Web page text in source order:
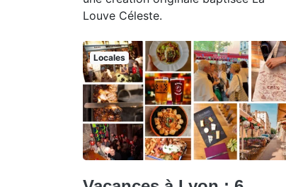
Louve Céleste.
Locales